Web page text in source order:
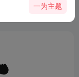
一为主题